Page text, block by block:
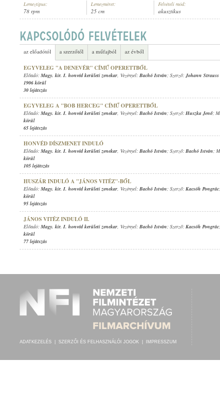
MAGY. KIR. I. HONVÉD KERÜLETI ZENEKAR
Lemeztípus:
78 rpm
Lemezméret:
25 cm
Felvételi mód:
akusztikus
az előadótól a szerzőtől a műfajból az évből
EGYVELEG "A DENEVÉR" CÍMŰ OPERETTBŐL
Előadó: Magy. kir. I. honvéd kerületi zenekar, Vezényel: Bachó István; Szerző:Johann
1906 körül
30 lejátszás
EGYVELEG A "BOB HERCEG" CÍMŰ OPERETTBŐL
Előadó: Magy. kir. I. honvéd kerületi zenekar, Vezényel: Bachó István; Szerző: Huszka Jenő;
körül
65 lejátszás
HONVÉD DÍSZMENET INDULÓ
Előadó: Magy. kir. I. honvéd kerületi zenekar, Vezényel: Bachó István; Szerző: Bachó István;
körül
105 lejátszás
HUSZÁR INDULÓ A "JÁNOS VITÉZ"-BŐL
Előadó: Magy. kir. I. honvéd kerületi zenekar, Vezényel: Bachó István; Szerző: Kacsóh Pongrác
körül
95 lejátszás
JÁNOS VITÉZ INDULÓ II.
Előadó: Magy. kir. I. honvéd kerületi zenekar, Vezényel: Bachó István; Szerző: Kacsóh Pongrác
körül
77 lejátszás
ADATKEZELÉS SZERZŐI ÉS FELHASZNÁLÓI JOGOK IMPRESSZUM